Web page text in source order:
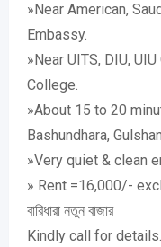
»Near American,
Embassy.
»Near UITS, DIU,
College.
»About 15 to 20
Bashundhara,
»Very quiet & clean
» Rent =16,000/-
বারিধারা নতুন বাজার
Kindly call for details.